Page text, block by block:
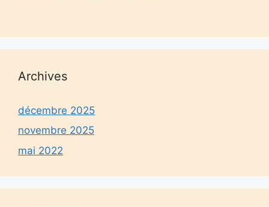
Archives
décembre 2025
novembre 2025
mai 2022